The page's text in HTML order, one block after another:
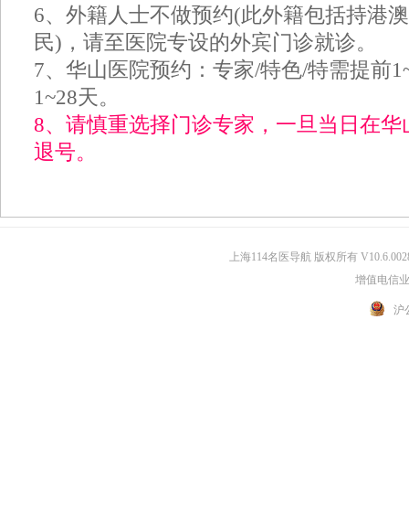
6、外籍人士不做预约(此外籍包括持港
民)，请至医院专设的外宾门诊就诊。
7、华山医院预约：专家/特色/特需提前
1~28天。
8、请慎重选择门诊专家，一旦当日在
退号。
上海114名医导航 版权所有
增值电信
沪